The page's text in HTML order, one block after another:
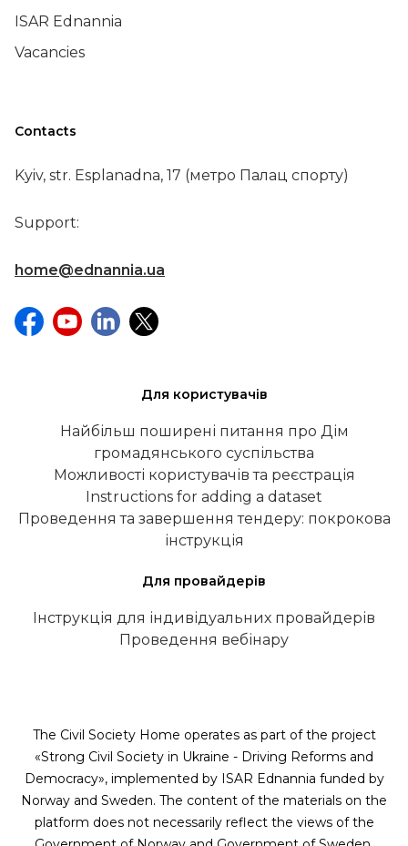
ISAR Ednannia
Vacancies
Contacts
Kyiv, str. Esplanadna, 17 (метро Палац спорту)
Support:
home@ednannia.ua
Для користувачів
Найбільш поширені питання про Дім
громадянського суспільства
Можливості користувачів та реєстрація
Instructions for adding a dataset
Проведення та завершення тендеру: покрокова
інструкція
Для провайдерів
Інструкція для індивідуальних провайдерів
Проведення вебінару
The Civil Society Home operates as part of the project
«Strong Civil Society in Ukraine - Driving Reforms and
Democracy», implemented by ISAR Ednannia funded by
Norway and Sweden. The content of the materials on the
platform does not necessarily reflect the views of the